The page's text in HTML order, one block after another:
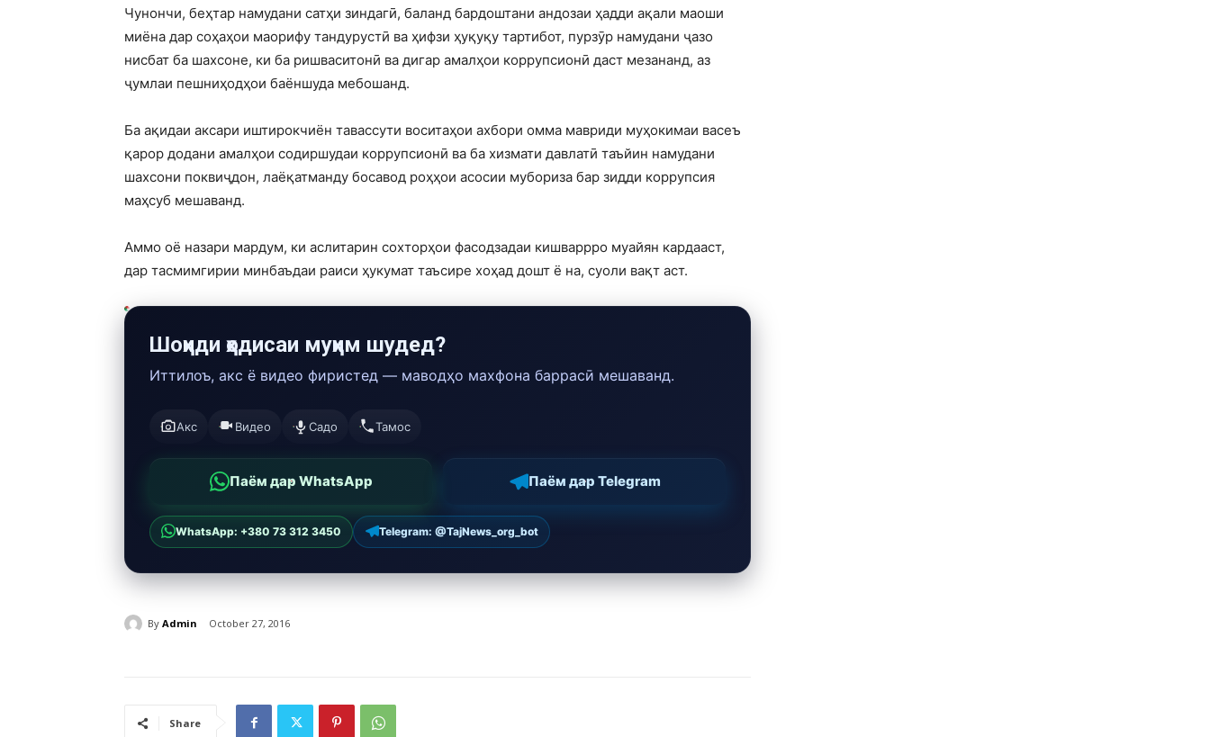
Чунончи, беҳтар намудани сатҳи зиндагӣ, баланд бардоштани андозаи ҳадди ақали маоши
миёна дар соҳаҳои маорифу тандурустӣ ва ҳифзи ҳуқуқу тартибот, пурзӯр намудани ҷазо
нисбат ба шахсоне, ки ба ришваситонӣ ва дигар амалҳои коррупсионӣ даст мезананд, аз
ҷумлаи пешниҳодҳои баёншуда мебошанд.
Ба ақидаи аксари иштирокчиён тавассути воситаҳои ахбори омма мавриди муҳокимаи васеъ
қарор додани амалҳои содиршудаи коррупсионӣ ва ба хизмати давлатӣ таъйин намудани
шахсони поквиҷдон, лаёқатманду босавод роҳҳои асосии мубориза бар зидди коррупсия
маҳсуб мешаванд.
Аммо оё назари мардум, ки аслитарин сохторҳои фасодзадаи кишваррро муайян кардааст,
дар тасмимгирии минбаъдаи раиси ҳукумат таъсире хоҳад дошт ё на, суоли вақт аст.
Шоҳиди ҳодисаи муҳим шудед?
Иттилоъ, акс ё видео фиристед — маводҳо махфона баррасӣ мешаванд.
Акс Видео Садо Тамос
Паём дар WhatsApp Паём дар Telegram
WhatsApp: +380 73 312 3450 Telegram: @TajNews_org_bot
By Admin October 27, 2016
Share